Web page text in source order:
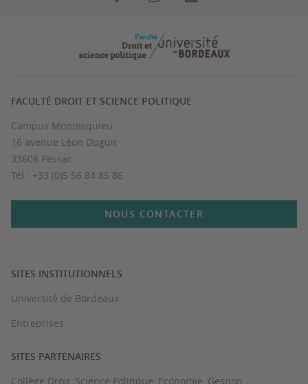
FACULTÉ DROIT ET SCIENCE POLITIQUE
Campus Montesquieu
16 avenue Léon Duguit
33608 Pessac
Tél : +33 (0)5 56 84 85 86
NOUS CONTACTER
SITES INSTITUTIONNELS
Université de Bordeaux
Entreprises
SITES PARTENAIRES
Collège Droit, Science Politique, Economie, Gestion